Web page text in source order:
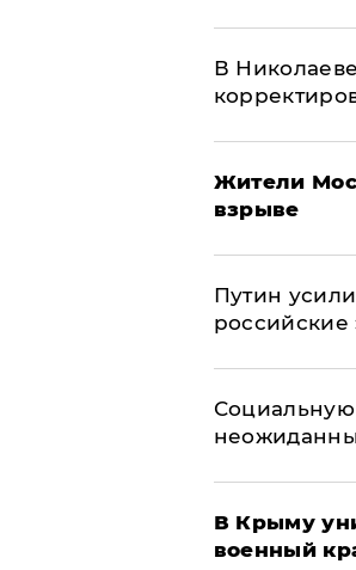
В
Жители
взрыве
Путин
российские
В Крыму
военный